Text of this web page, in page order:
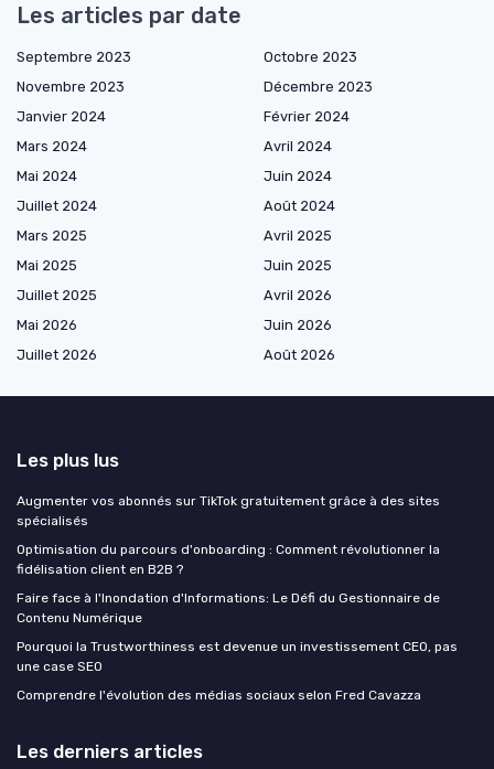
Les articles par date
Septembre 2023
Octobre 2023
Novembre 2023
Décembre 2023
Janvier 2024
Février 2024
Mars 2024
Avril 2024
Mai 2024
Juin 2024
Juillet 2024
Août 2024
Mars 2025
Avril 2025
Mai 2025
Juin 2025
Juillet 2025
Avril 2026
Mai 2026
Juin 2026
Juillet 2026
Août 2026
Les plus lus
Augmenter vos abonnés sur TikTok gratuitement grâce à des sites
spécialisés
Optimisation du parcours d'onboarding : Comment révolutionner la
fidélisation client en B2B ?
Faire face à l'Inondation d'Informations: Le Défi du Gestionnaire de
Contenu Numérique
Pourquoi la Trustworthiness est devenue un investissement CEO, pas
une case SEO
Comprendre l'évolution des médias sociaux selon Fred Cavazza
Les derniers articles